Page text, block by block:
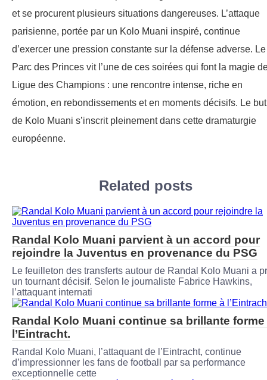
et se procurent plusieurs situations dangereuses. L’attaque
parisienne, portée par un Kolo Muani inspiré, continue
d’exercer une pression constante sur la défense adverse. Le
Parc des Princes vit l’une de ces soirées qui font la magie
Ligue des Champions : une rencontre intense, riche en
émotion, en rebondissements et en moments décisifs. Le but
de Kolo Muani s’inscrit pleinement dans cette dramaturgie
européenne.
Related posts
Randal Kolo Muani parvient à un accord pour
rejoindre la Juventus en provenance du PSG
Le feuilleton des transferts autour de Randal Kolo Muani a
un tournant décisif. Selon le journaliste Fabrice Hawkins,
l’attaquant internati
Randal Kolo Muani continue sa brillante forme
l’Eintracht.
Randal Kolo Muani, l’attaquant de l’Eintracht, continue
d’impressionner les fans de football par sa performance
exceptionnelle cette